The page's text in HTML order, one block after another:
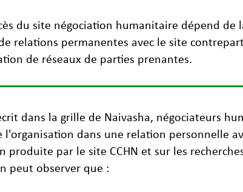
du site négociation humanitaire dépend
relations permanentes avec le site
de réseaux de parties prenantes.
dans la grille de Naivasha, négociateurs
l'organisation dans une relation personnelle
produite par le site CCHN et sur les
peut observer que :